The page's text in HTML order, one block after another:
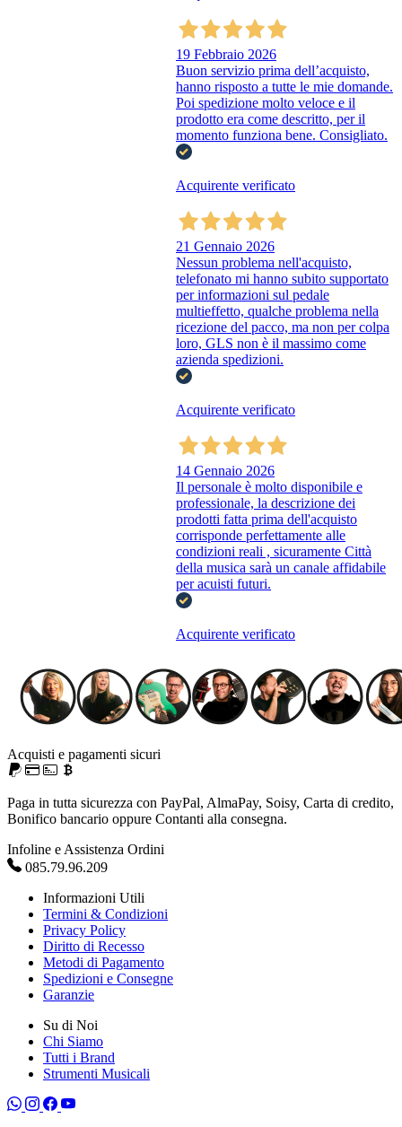
19 Febbraio 2026
Buon servizio prima dell’acquisto,
hanno risposto a tutte le mie domande.
Poi spedizione molto veloce e il
prodotto era come descritto, per il
momento funziona bene. Consigliato.
Acquirente verificato
21 Gennaio 2026
Nessun problema nell'acquisto,
telefonato mi hanno subito supportato
per informazioni sul pedale
multieffetto, qualche problema nella
ricezione del pacco, ma non per colpa
loro, GLS non è il massimo come
azienda spedizioni.
Acquirente verificato
14 Gennaio 2026
Il personale è molto disponibile e
professionale, la descrizione dei
prodotti fatta prima dell'acquisto
corrisponde perfettamente alle
condizioni reali , sicuramente Città
della musica sarà un canale affidabile
per acuisti futuri.
Acquirente verificato
Acquisti e pagamenti sicuri
Paga in tutta sicurezza con PayPal, AlmaPay, Soisy, Carta di credito,
Bonifico bancario oppure Contanti alla consegna.
Infoline e Assistenza Ordini
085.79.96.209
Informazioni Utili
Termini & Condizioni
Privacy Policy
Diritto di Recesso
Metodi di Pagamento
Spedizioni e Consegne
Garanzie
Su di Noi
Chi Siamo
Tutti i Brand
Strumenti Musicali